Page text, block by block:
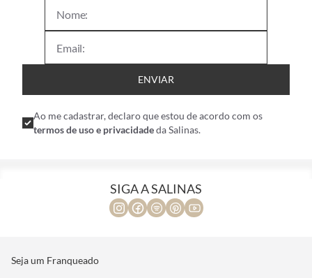
Ao me cadastrar, declaro que estou de acordo com os
SIGA A SALINAS